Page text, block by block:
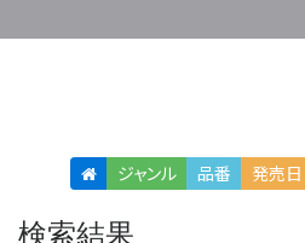
ジャンル 品番 発売日
検索結果